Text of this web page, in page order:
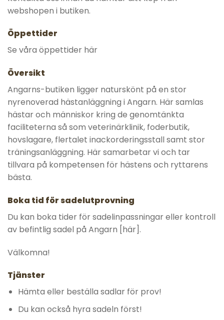
webshopen i butiken.
Öppettider
Se våra öppettider här
Översikt
Angarns-butiken ligger naturskönt på en stor
nyrenoverad hästanläggning i Angarn. Här samlas
hästar och människor kring de genomtänkta
faciliteterna så som veterinärklinik, foderbutik,
hovslagare, flertalet inackorderingsstall samt stor
träningsanläggning. Här samarbetar vi och tar
tillvara på kompetensen för hästens och ryttarens
bästa.
Boka tid för sadelutprovning
Du kan boka tider för sadelinpassningar eller kontroll
av befintlig sadel på Angarn [här].
Välkomna!
Tjänster
Hämta eller beställa sadlar för prov!
Du kan också hyra sadeln först!